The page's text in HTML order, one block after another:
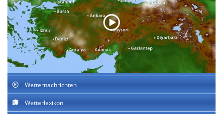
Wetternachrichten
Wetterlexikon